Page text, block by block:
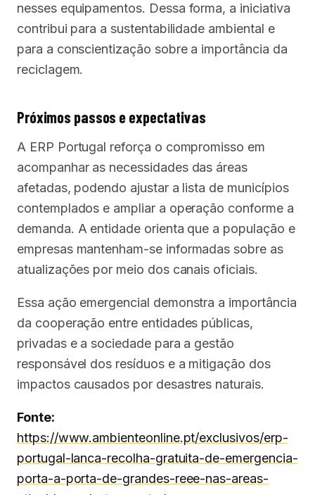
nesses equipamentos. Dessa forma, a iniciativa
contribui para a sustentabilidade ambiental e
para a conscientização sobre a importância da
reciclagem.
Próximos passos e expectativas
A ERP Portugal reforça o compromisso em
acompanhar as necessidades das áreas
afetadas, podendo ajustar a lista de municípios
contemplados e ampliar a operação conforme a
demanda. A entidade orienta que a população e
empresas mantenham-se informadas sobre as
atualizações por meio dos canais oficiais.
Essa ação emergencial demonstra a importância
da cooperação entre entidades públicas,
privadas e a sociedade para a gestão
responsável dos resíduos e a mitigação dos
impactos causados por desastres naturais.
Fonte:
https://www.ambienteonline.pt/exclusivos/erp-
portugal-lanca-recolha-gratuita-de-emergencia-
porta-a-porta-de-grandes-reee-nas-areas-